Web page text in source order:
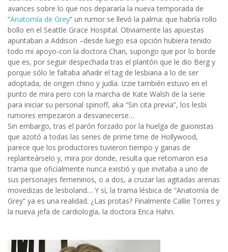
avances sobre lo que nos depararía la nueva temporada de
“Anatomía de Grey” un rumor se llevó la palma: que habría rollo
bollo en el Seattle Grace Hospital. Obviamente las apuestas
apuntaban a Addison –desde luego esa opción hubiera tenido
todo mi apoyo-con la doctora Chan, supongo que por lo borde
que es, por seguir despechada tras el plantón que le dio Berg y
porque sólo le faltaba añadir el tag de lesbiana a lo de ser
adoptada, de origen chino y judía. Izzie también estuvo en el
punto de mira pero con la marcha de Kate Walsh de la serie
para iniciar su personal spinoff, aka “Sin cita previa”, los lesbi
rumores empezaron a desvanecerse…
Sin embargo, tras el parón forzado por la huelga de guionistas
que azotó a todas las series de prime time de Hollywood,
parece que los productores tuvieron tiempo y ganas de
replanteárselo y, mira por donde, resulta que retomaron esa
trama que oficialmente nunca existió y que invitaba a uno de
sus personajes femeninos, o a dos, a cruzar las agitadas arenas
movedizas de lesboland… Y sí, la trama lésbica de “Anatomía de
Grey” ya es una realidad. ¿Las protas? Finalmente Callie Torres y
la nueva jefa de cardiología, la doctora Erica Hahn.